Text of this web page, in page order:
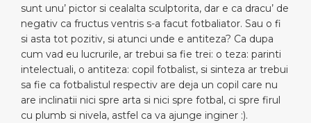
sunt unu’ pictor si cealalta sculptorita, dar e ca dracu’ de
negativ ca fructus ventris s-a facut fotbaliator. Sau o fi
si asta tot pozitiv, si atunci unde e antiteza? Ca dupa
cum vad eu lucrurile, ar trebui sa fie trei: o teza: parinti
intelectuali, o antiteza: copil fotbalist, si sinteza ar trebui
sa fie ca fotbalistul respectiv are deja un copil care nu
are inclinatii nici spre arta si nici spre fotbal, ci spre firul
cu plumb si nivela, astfel ca va ajunge inginer :).